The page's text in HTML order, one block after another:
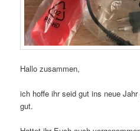
Hallo zusammen,
ich hoffe ihr seid gut ins neue
gut.